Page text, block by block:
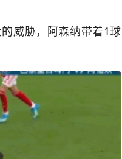
威胁，阿森纳带着1球